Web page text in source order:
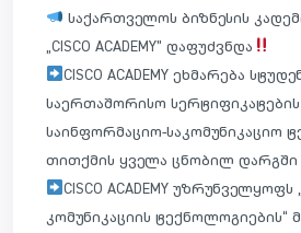
საქართველოს ბიზნესის
„CISCO ACADEMY” დაფუძვნდა
CISCO ACADEMY ეხმარება
საერთაშორისო
საინფორმაციო-საკომუნიკაციო
თითქმის ყველა ცნობილ დარგში
CISCO ACADEMY
კომუნიკაციის ტექნოლოგიების“